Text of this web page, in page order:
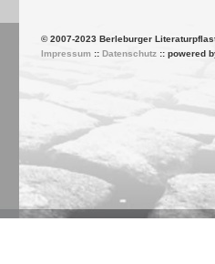
© 2007-2023 Berleburger
Impressum:: Datenschutz:: powered